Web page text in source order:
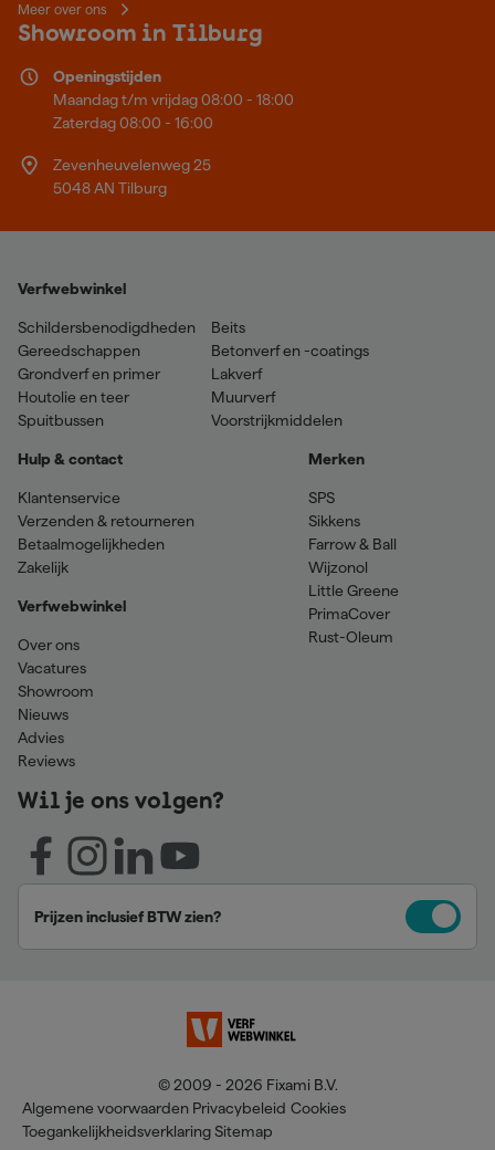
Meer over ons
Showroom in Tilburg
Openingstijden
Maandag t/m vrijdag 08:00 - 18:00
Zaterdag 08:00 - 16:00
Zevenheuvelenweg 25
5048 AN Tilburg
Verfwebwinkel
Schildersbenodigdheden
Gereedschappen
Grondverf en primer
Houtolie en teer
Spuitbussen
Beits
Betonverf en -coatings
Lakverf
Muurverf
Voorstrijkmiddelen
Hulp & contact
Klantenservice
Verzenden & retourneren
Betaalmogelijkheden
Zakelijk
Verfwebwinkel
Over ons
Vacatures
Showroom
Nieuws
Advies
Reviews
Merken
SPS
Sikkens
Farrow & Ball
Wijzonol
Little Greene
PrimaCover
Rust-Oleum
Wil je ons volgen?
Prijzen inclusief BTW zien?
© 2009 - 2026 Fixami B.V.
Algemene voorwaarden Privacybeleid Cookies
Toegankelijkheidsverklaring Sitemap